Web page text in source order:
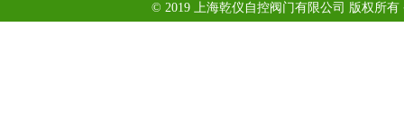
© 2019 上海乾仪自控阀门有限公司 版权所有